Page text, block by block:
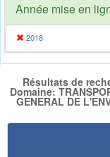
Année mise en
2018
Résultats de
Domaine:
GENERAL DE